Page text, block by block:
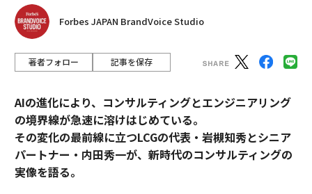
Forbes JAPAN BrandVoice Studio
著者フォロー 記事を保存
AIの進化により、コンサルティングとエンジニアリング
の境界線が急速に溶けはじめている。
その変化の最前線に立つLCGの代表・岩槻知秀とシニア
パートナー・内田秀一が、新時代のコンサルティングの
実像を語る。